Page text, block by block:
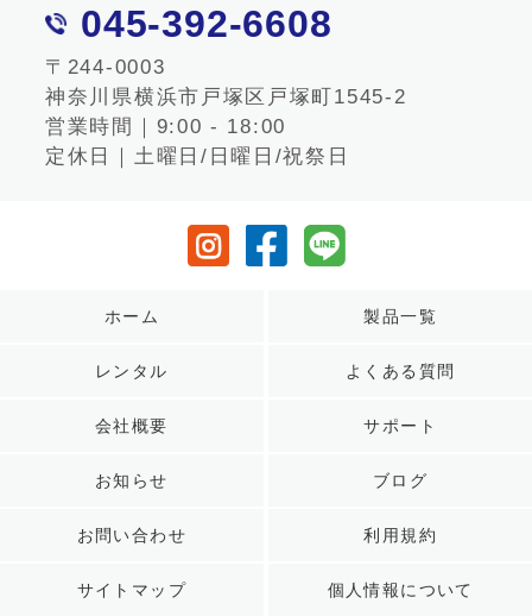
045-392-6608
〒244-0003
神奈川県横浜市戸塚区戸塚町1545-2
営業時間｜9:00 - 18:00
定休日｜土曜日/日曜日/祝祭日
ホーム 製品一覧
レンタル よくある質問
会社概要 サポート
お知らせ ブログ
お問い合わせ 利用規約
サイトマップ 個人情報について